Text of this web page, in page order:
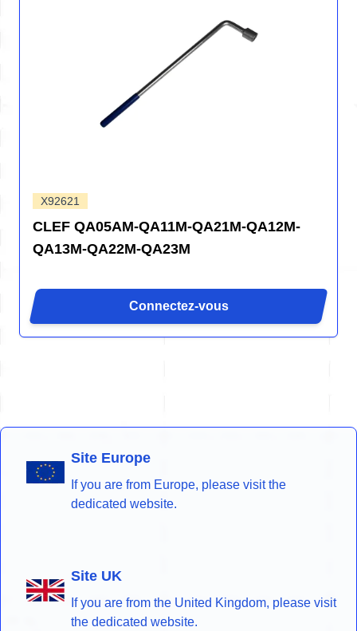
X92621
CLEF QA05AM-QA11M-QA21M-QA12M-
QA13M-QA22M-QA23M
Connectez-vous
Site Europe
If you are from Europe, please visit the
dedicated website.
Site UK
If you are from the United Kingdom, please visit
the dedicated website.